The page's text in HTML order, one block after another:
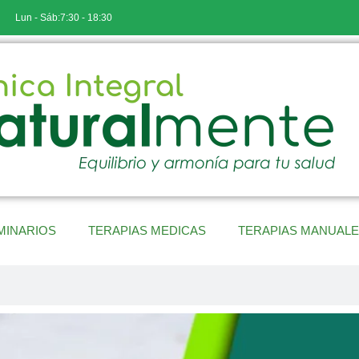
Lun - Sáb:7:30 - 18:30
TERAPIAS MEDICAS TERAPIAS